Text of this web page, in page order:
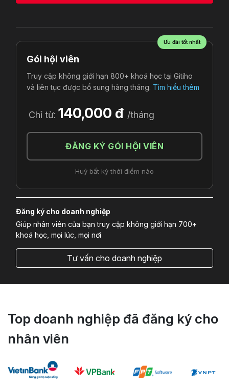
Ưu đãi tốt nhất
Gói hội viên
Truy cập không giới hạn 800+ khoá học tại Gitiho
và liên tục được bổ sung hàng tháng. Tìm hiểu thêm
Chỉ từ: 140,000 đ /tháng
ĐĂNG KÝ GÓI HỘI VIÊN
Huỷ bất kỳ thời điểm nào
Đăng ký cho doanh nghiệp
Giúp nhân viên của bạn truy cập không giới hạn 700+
khoá học, mọi lúc, mọi nơi
Tư vấn cho doanh nghiệp
Top doanh nghiệp đã đăng ký cho
nhân viên